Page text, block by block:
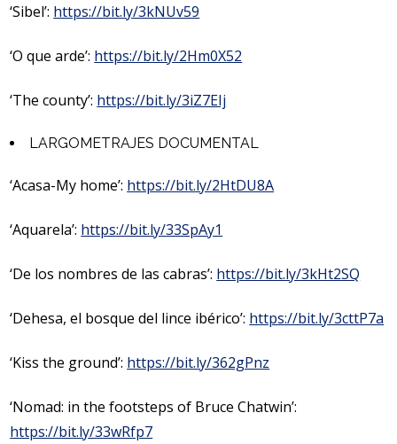
‘Sibel’: https://bit.ly/3kNUv59
‘O que arde’: https://bit.ly/2Hm0X52
‘The county’: https://bit.ly/3iZ7EIj
LARGOMETRAJES DOCUMENTAL
‘Acasa-My home’: https://bit.ly/2HtDU8A
‘Aquarela’: https://bit.ly/33SpAy1
‘De los nombres de las cabras’: https://bit.ly/3kHt2SQ
‘Dehesa, el bosque del lince ibérico’: https://bit.ly/3cttP7a
‘Kiss the ground’: https://bit.ly/362gPnz
‘Nomad: in the footsteps of Bruce Chatwin’:
https://bit.ly/33wRfp7